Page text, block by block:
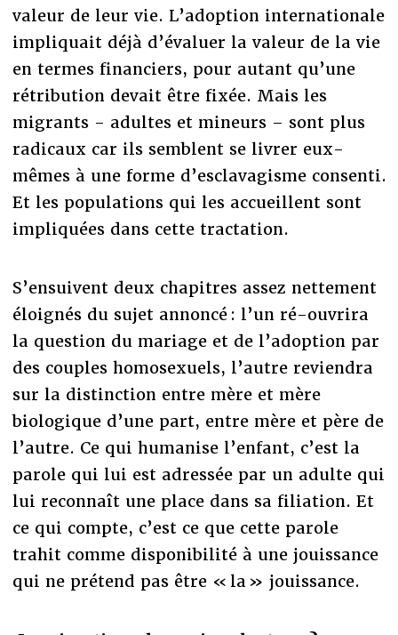
valeur de leur vie. L’adoption internationale
impliquait déjà d’évaluer la valeur de la vie
en termes financiers, pour autant qu’une
rétribution devait être fixée. Mais les
migrants - adultes et mineurs – sont plus
radicaux car ils semblent se livrer eux-
mêmes à une forme d’esclavagisme consenti.
Et les populations qui les accueillent sont
impliquées dans cette tractation.
S’ensuivent deux chapitres assez nettement
éloignés du sujet annoncé : l’un ré-ouvrira
la question du mariage et de l’adoption par
des couples homosexuels, l’autre reviendra
sur la distinction entre mère et mère
biologique d’une part, entre mère et père de
l’autre. Ce qui humanise l’enfant, c’est la
parole qui lui est adressée par un adulte qui
lui reconnaît une place dans sa filiation. Et
ce qui compte, c’est ce que cette parole
trahit comme disponibilité à une jouissance
qui ne prétend pas être « la » jouissance.